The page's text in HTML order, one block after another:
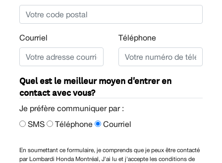
Courriel Téléphone
Quel est le meilleur moyen d'entrer en
contact avec vous?
Je préfère communiquer par :
SMS
Téléphone Courriel
En soumettant ce formulaire, je comprends que je peux être contacté
par Lombardi Honda Montréal, J'ai lu et j'accepte les conditions de